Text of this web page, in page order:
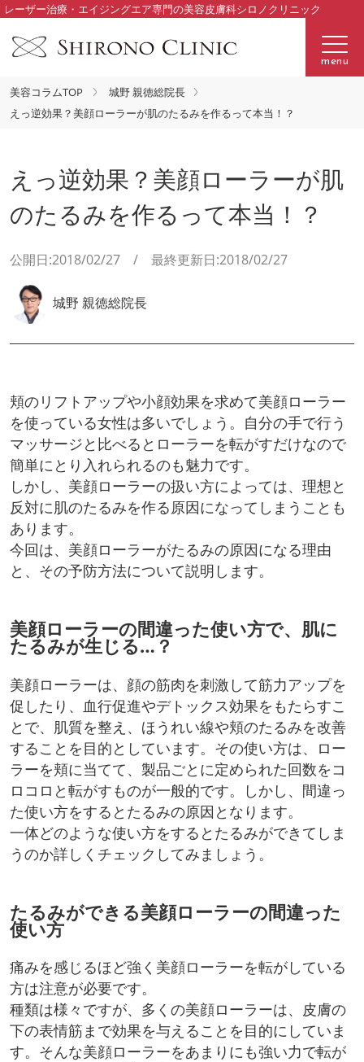
レーザー治療・エイジングエア専門の美容皮膚科シロノクリニック
menu
美容コラムTOP
城野 親徳総院長
えっ逆効果？美顔ローラーが肌のたるみを作るって本当！？
えっ逆効果？美顔ローラーが肌
のたるみを作るって本当！？
公開日:2018/02/27 / 最終更新日:2018/02/27
城野 親徳総院長
頬のリフトアップや小顔効果を求めて美顔ローラー
を使っている女性は多いでしょう。自分の手で行う
マッサージと比べるとローラーを転がすだけなので
簡単にとり入れられるのも魅力です。
しかし、美顔ローラーの扱い方によっては、理想と
反対に肌のたるみを作る原因になってしまうことも
あります。
今回は、美顔ローラーがたるみの原因になる理由
と、その予防方法について説明します。
美顔ローラーの間違った使い方で、肌に
たるみが生じる…？
美顔ローラーは、顔の筋肉を刺激して筋力アップを
促したり、血行促進やデトックス効果をもたらすこ
とで、肌質を整え、ほうれい線や頬のたるみを改善
することを目的としています。その使い方は、ロー
ラーを頬に当てて、製品ごとに定められた回数をコ
ロコロと転がすものが一般的です。しかし、間違っ
た使い方をするとたるみの原因となります。
一体どのような使い方をするとたるみができてしま
うのか詳しくチェックしてみましょう。
たるみができる美顔ローラーの間違った
使い方
痛みを感じるほど強く美顔ローラーを転がしている
方は注意が必要です。
種類は様々ですが、多くの美顔ローラーは、皮膚の
下の表情筋まで効果を与えることを目的にしていま
す。そんな美顔ローラーをあまりにも強い力で転が